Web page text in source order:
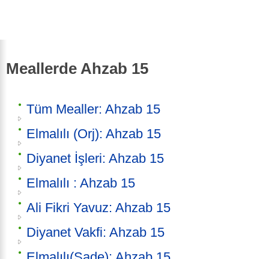
Meallerde Ahzab 15
Tüm Mealler: Ahzab 15
Elmalılı (Orj): Ahzab 15
Diyanet İşleri: Ahzab 15
Elmalılı : Ahzab 15
Ali Fikri Yavuz: Ahzab 15
Diyanet Vakfi: Ahzab 15